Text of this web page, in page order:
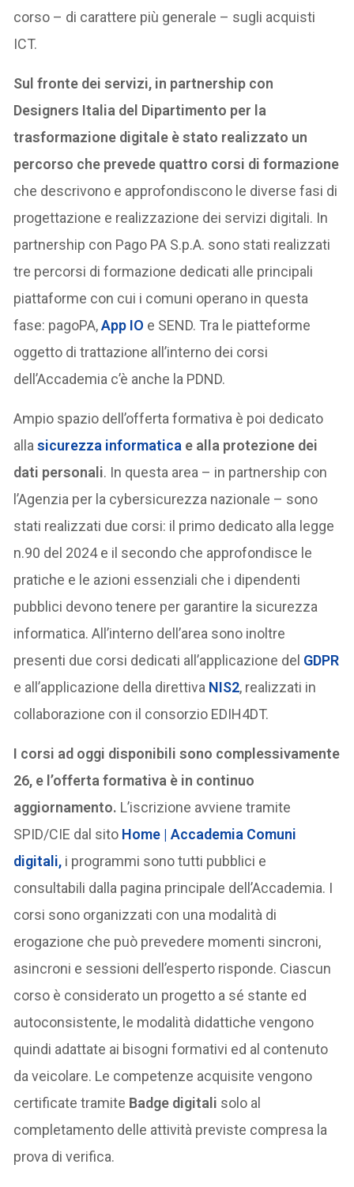
corso – di carattere più generale – sugli acquisti
ICT.
Sul fronte dei servizi, in partnership con
Designers Italia del Dipartimento per la
trasformazione digitale è stato realizzato un
percorso che prevede quattro corsi di formazione
che descrivono e approfondiscono le diverse fasi di
progettazione e realizzazione dei servizi digitali. In
partnership con Pago PA S.p.A. sono stati realizzati
tre percorsi di formazione dedicati alle principali
piattaforme con cui i comuni operano in questa
fase: pagoPA,App IO e SEND. Tra le piatteforme
oggetto di trattazione all’interno dei corsi
dell’Accademia c’è anche la PDND.
Ampio spazio dell’offerta formativa è poi dedicato
allasicurezza informatica e alla protezione dei
dati personali. In questa area – in partnership con
l’Agenzia per la cybersicurezza nazionale – sono
stati realizzati due corsi: il primo dedicato alla legge
n.90 del 2024 e il secondo che approfondisce le
pratiche e le azioni essenziali che i dipendenti
pubblici devono tenere per garantire la sicurezza
informatica. All’interno dell’area sono inoltre
presenti due corsi dedicati all’applicazione del GDPR
e all’applicazione della direttiva NIS2, realizzati in
collaborazione con il consorzio EDIH4DT.
I corsi ad oggi disponibili sono complessivamente
26, e l’offerta formativa è in continuo
aggiornamento. L’iscrizione avviene tramite
SPID/CIE dal sito Home | Accademia Comuni
digitali, i programmi sono tutti pubblici e
consultabili dalla pagina principale dell’Accademia. I
corsi sono organizzati con una modalità di
erogazione che può prevedere momenti sincroni,
asincroni e sessioni dell’esperto risponde. Ciascun
corso è considerato un progetto a sé stante ed
autoconsistente, le modalità didattiche vengono
quindi adattate ai bisogni formativi ed al contenuto
da veicolare. Le competenze acquisite vengono
certificate tramite Badge digitali solo al
completamento delle attività previste compresa la
prova di verifica.